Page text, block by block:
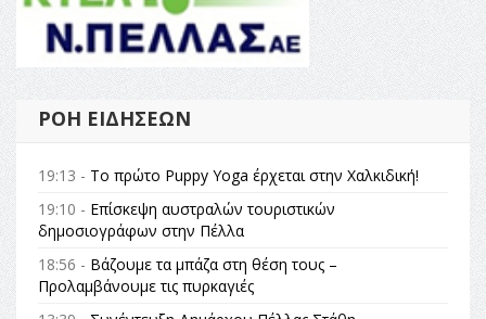
ΡΟΉ ΕΙΔΉΣΕΩΝ
19:13 - Το πρώτο Puppy Yoga έρχεται στην Χαλκιδική!
19:10 - Επίσκεψη αυστραλών τουριστικών
δημοσιογράφων στην Πέλλα
18:56 - Βάζουμε τα μπάζα στη θέση τους –
Προλαμβάνουμε τις πυρκαγιές